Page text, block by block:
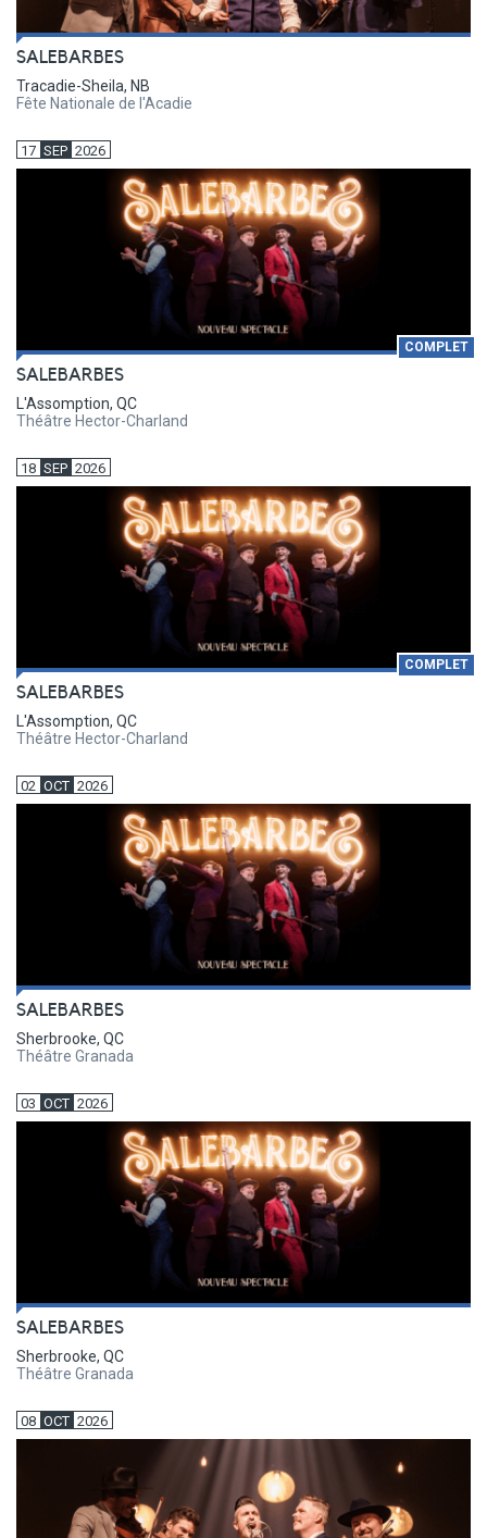
SALEBARBES
Tracadie-Sheila, NB
Fête Nationale de l'Acadie
17 SEP 2026
COMPLET
SALEBARBES
L'Assomption, QC
Théâtre Hector-Charland
18 SEP 2026
COMPLET
SALEBARBES
L'Assomption, QC
Théâtre Hector-Charland
02 OCT 2026
SALEBARBES
Sherbrooke, QC
Théâtre Granada
03 OCT 2026
SALEBARBES
Sherbrooke, QC
Théâtre Granada
08 OCT 2026